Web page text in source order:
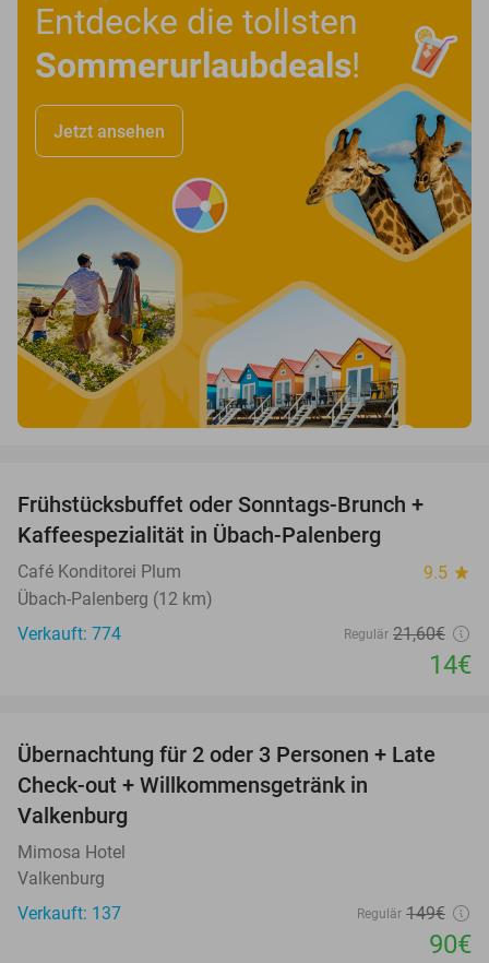
Entdecke die tollsten
Sommerurlaubdeals!
Jetzt ansehen
35%
Frühstücksbuffet oder Sonntags-Brunch +
Kaffeespezialität in Übach-Palenberg
Café Konditorei Plum 9.5 star
Übach-Palenberg (12 km)
Verkauft: 774
Regulär 21,60€
14€
40%
Übernachtung für 2 oder 3 Personen + Late
Check-out + Willkommensgetränk in
Valkenburg
Mimosa Hotel
Valkenburg
Verkauft: 137
Regulär 149€
90€